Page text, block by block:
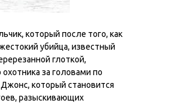
который после того, как
убийца, известный
глоткой,
за головами по
который становится
разыскивающих